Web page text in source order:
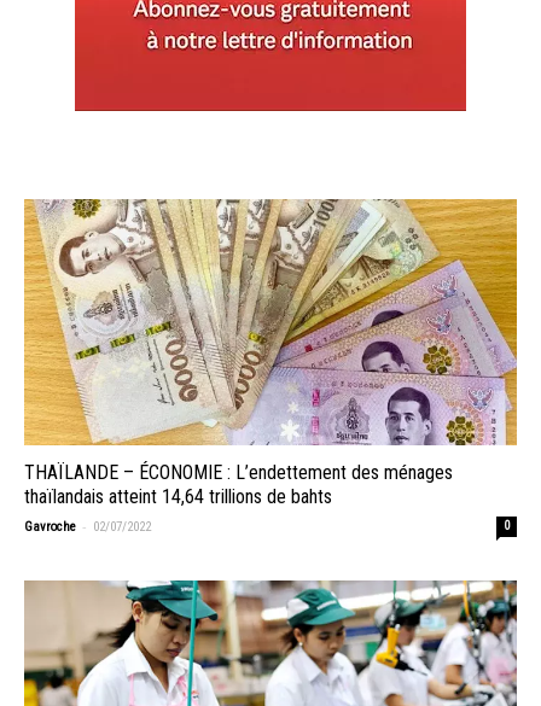
THAÏLANDE – ÉCONOMIE : L’endettement des ménages
thaïlandais atteint 14,64 trillions de bahts
Gavroche - 02/07/2022 0